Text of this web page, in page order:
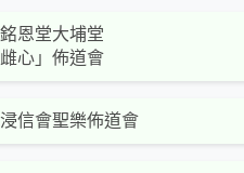
恩堂大埔堂
雌心」佈道會
信會聖樂佈道會